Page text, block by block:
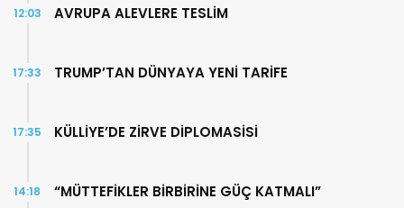
AVRUPA ALEVLERE TESLİM
12:03
TRUMP’TAN DÜNYAYA YENİ TARİFE
17:33
KÜLLİYE’DE ZİRVE DİPLOMASİSİ
17:35
“MÜTTEFİKLER BİRBİRİNE GÜÇ KATMALI”
14:18